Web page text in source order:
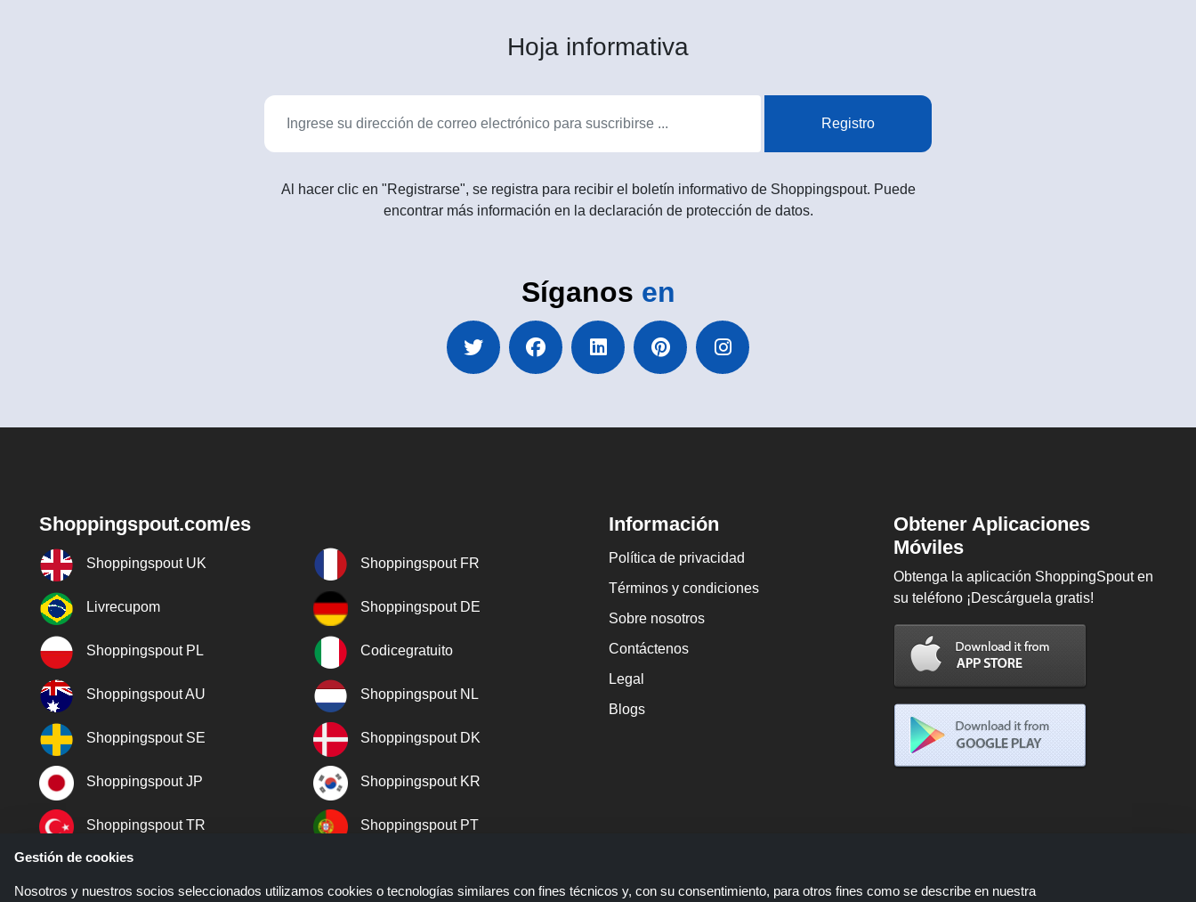
Hoja informativa
Registro
Al hacer clic en "Registrarse", se registra para recibir el boletín informativo de Shoppingspout. Puede
encontrar más información en la declaración de protección de datos.
Síganos en
Shoppingspout.com/es
Shoppingspout UK Shoppingspout FR
Livrecupom Shoppingspout DE
Shoppingspout PL Codicegratuito
Shoppingspout AU Shoppingspout NL
Shoppingspout SE Shoppingspout DK
Shoppingspout JP Shoppingspout KR
Shoppingspout TR Shoppingspout PT
Información
Política de privacidad
Términos y condiciones
Sobre nosotros
Contáctenos
Legal
Blogs
Obtener Aplicaciones
Móviles
Obtenga la aplicación ShoppingSpout en
su teléfono ¡Descárguela gratis!
Gestión de cookies
Nosotros y nuestros socios seleccionados utilizamos cookies o tecnologías similares con fines técnicos y, con su consentimiento, para otros fines como se describe en nuestra